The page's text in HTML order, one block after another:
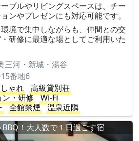
ブルやリビングスペースは、チー
ンやプレゼンにも対応可能です。
境で集中しながらも、仲間との交
研修に最適な場としてご利用いた
三河・新城・湯谷
番地6
ゃれ
高級貸別荘
ン・研修
Wi-Fi
全館禁煙
温泉近隣
！大人数で１日過ごす宿